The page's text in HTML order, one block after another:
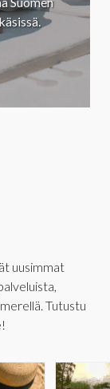
uusimmat
Tutustu